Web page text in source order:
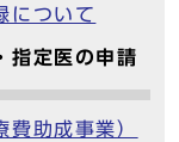
について
指定医の申請
費助成事業）